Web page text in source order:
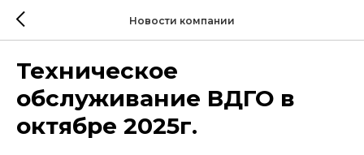
Новости компании
Техническое
обслуживание ВДГО в
октябре 2025г.